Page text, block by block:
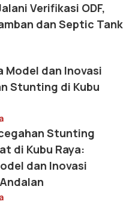
Verifikasi ODF,
dan Septic Tank
Model dan Inovasi
Stunting di Kubu
Stunting
di Kubu Raya:
dan Inovasi